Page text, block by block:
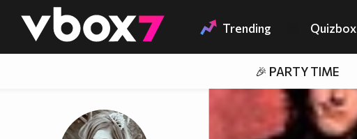
👾 Trending Quizbox
🎉 PARTY TIME